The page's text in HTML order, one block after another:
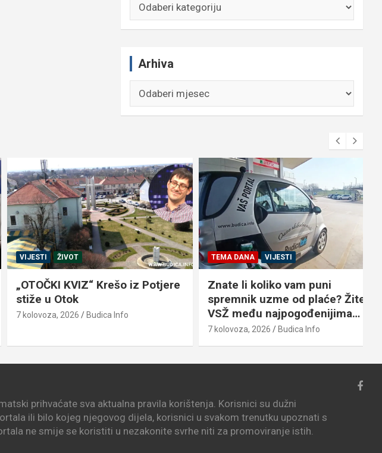
Arhiva
VIJESTI ŽIVOT
„OTOČKI KVIZ“ Krešo iz Potjere
stiže u Otok
kolovoza, 2026 Budica Info
TEMA DANA VIJESTI
Znate li koliko vam puni
spremnik uzme od plaće? Žitelji
VSŽ među najpogođenijima…
7 kolovoza, 2026 Budica Info
prihvaćate sva aktualna pravila korištenja. Korisnici su dužni
ili bilo kojeg njegovog dijela, korisnici u svakom trenutku upoznati s
ne smije se koristiti u nezakonite svrhe niti za promoviranje istih.